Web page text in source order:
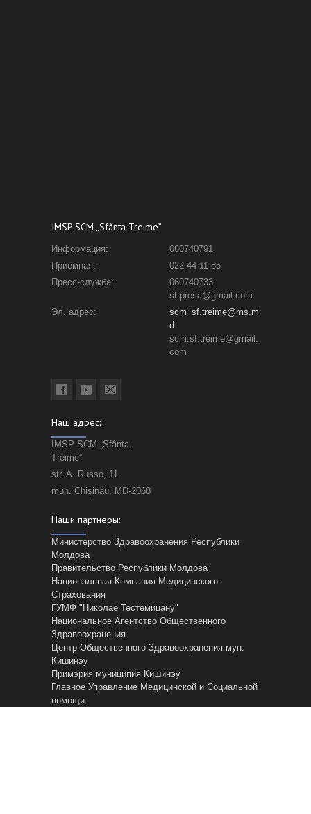
IMSP SCM „Sfânta Treime”
Информация:
060740791
Приемная:
022 44-11-85
Пресс-служба:
060740733
st.presa@gmail.com
Эл. адрес:
scm_sf.treime@ms.m
d
scm.sf.treime@gmail.
com
Наш адрес:
IMSP SCM „Sfânta
Treime”
str. A. Russo, 11
mun. Chișinău, MD-2068
Наши партнеры:
Министерство Здравоохранения Республики
Молдова
Правительство Республики Молдова
Национальная Компания Медицинского
Страхования
ГУМФ "Николае Тестемицану"
Национальное Агентство Общественного
Здравоохранения
Центр Общественного Здравоохранения мун.
Кишинэу
Примэрия муниципия Кишинэу
Главное Управление Mедицинской и Cоциальной
помощи